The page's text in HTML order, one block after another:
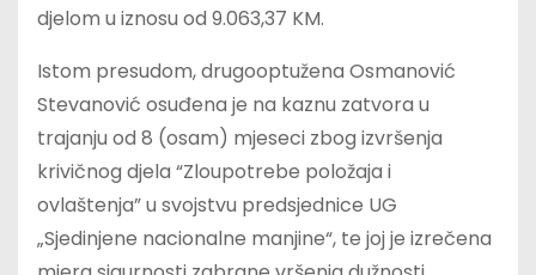
djelom u iznosu od 9.063,37 KM.
Istom presudom, drugooptužena Osmanović
Stevanović osuđena je na kaznu zatvora u
trajanju od 8 (osam) mjeseci zbog izvršenja
krivičnog djela “Zloupotrebe položaja i
ovlaštenja” u svojstvu predsjednice UG
„Sjedinjene nacionalne manjine“, te joj je izrečena